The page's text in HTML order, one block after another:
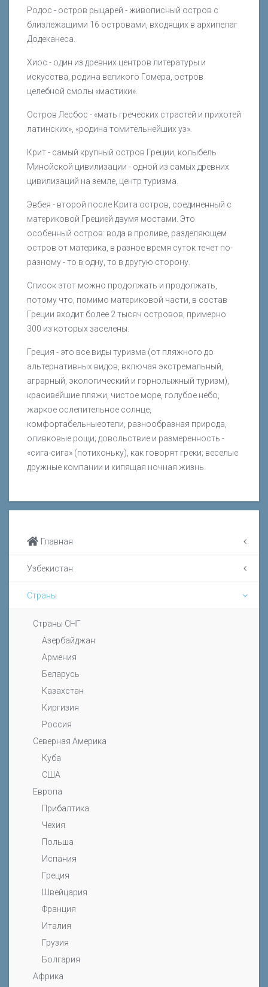
Родос - остров рыцарей - живописный остров с
близлежащими 16 островами, входящих в архипелаг
Додеканеса.
Хиос - один из древних центров литературы и
искусства, родина великого Гомера, остров
целебной смолы «мастики».
Остров Лесбос - «мать греческих страстей и прихотей
латинских», «родина томительнейших уз».
Крит - самый крупный остров Греции, колыбель
Минойской цивилизации - одной из самых древних
цивилизаций на земле, центр туризма.
Эвбея - второй после Крита остров, соединенный с
материковой Грецией двумя мостами. Это
особенный остров: вода в проливе, разделяющем
остров от материка, в разное время суток течет по-
разному - то в одну, то в другую сторону.
Список этот можно продолжать и продолжать,
потому что, помимо материковой части, в состав
Греции входит более 2 тысяч островов, примерно
300 из которых заселены.
Греция - это все виды туризма (от пляжного до
альтернативных видов, включая экстремальный,
аграрный, экологический и горнолыжный туризм),
красивейшие пляжи, чистое море, голубое небо,
жаркое ослепительное солнце,
комфортабельныеотели, разнообразная природа,
оливковые рощи; довольствие и размеренность -
«сига-сига» (потихоньку), как говорят греки; веселые
дружные компании и кипящая ночная жизнь.
Главная
Узбекистан
Страны
Страны СНГ
Азербайджан
Армения
Беларусь
Казахстан
Киргизия
Россия
Северная Америка
Куба
США
Европа
Прибалтика
Чехия
Польша
Испания
Греция
Швейцария
Франция
Италия
Грузия
Болгария
Африка